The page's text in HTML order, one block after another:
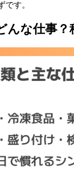
です。
んな仕事？